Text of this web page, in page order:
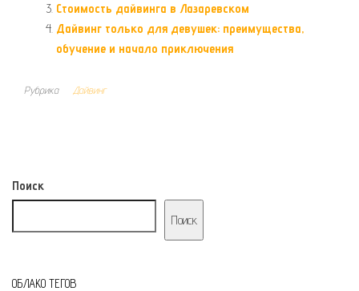
Стоимость дайвинга в Лазаревском
Дайвинг только для девушек: преимущества,
обучение и начало приключения
Рубрика Дайвинг
Поиск
Поиск
ОБЛАКО ТЕГОВ